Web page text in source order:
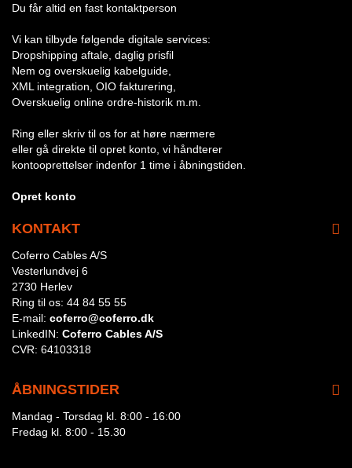
Du får altid en fast kontaktperson
Vi kan tilbyde følgende digitale services:
Dropshipping aftale, daglig prisfil
Nem og overskuelig kabelguide,
XML integration, OIO fakturering,
Overskuelig online ordre-historik m.m.
Ring eller skriv til os for at høre nærmere
eller gå direkte til opret konto, vi håndterer
kontooprettelser indenfor 1 time i åbningstiden.
Opret konto
KONTAKT
Coferro Cables A/S
Vesterlundvej 6
2730 Herlev
Ring til os: 44 84 55 55
E-mail: coferro@coferro.dk
LinkedIN: Coferro Cables A/S
CVR: 64103318
ÅBNINGSTIDER
Mandag - Torsdag kl. 8:00 - 16:00
Fredag kl. 8:00 - 15.30